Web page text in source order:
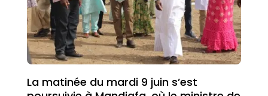
La matinée du mardi 9 juin s’est